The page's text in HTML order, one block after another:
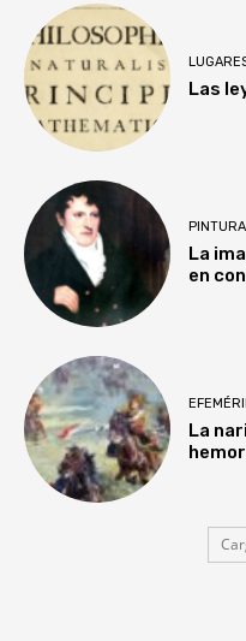
Las
PINTURA
La
en
La